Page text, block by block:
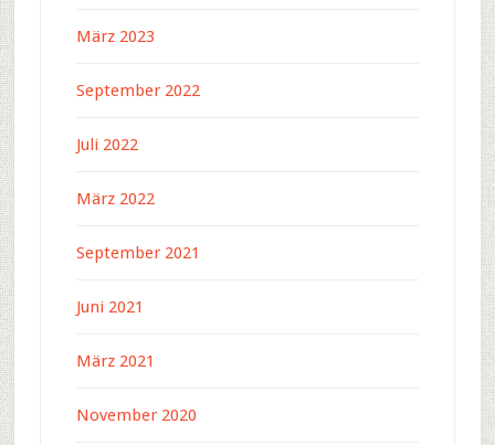
März 2023
September 2022
Juli 2022
März 2022
September 2021
Juni 2021
März 2021
November 2020